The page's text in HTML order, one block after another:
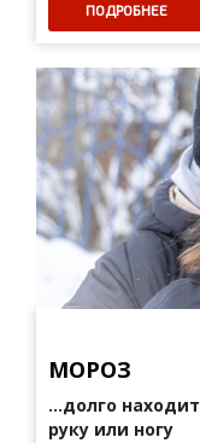
ПОДРОБНЕЕ
МОРОЗ
...долго
руку или ногу